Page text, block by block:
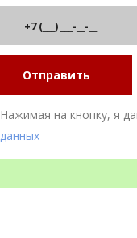
Отправить
Нажимая на кнопку, я
данных